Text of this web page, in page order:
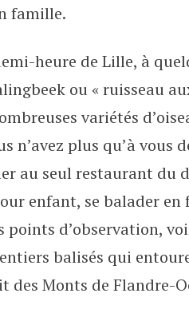
famille.
heure de Lille, à
ou « ruisseau
variétés
n’avez plus qu’à
au seul restaurant du
enfant, se balader
points d’observation,
balisés qui
des Monts de Flandre-